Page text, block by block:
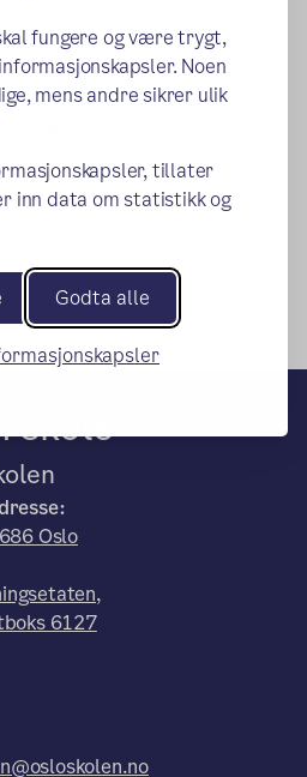
fungere og være trygt,
Noen
mens andre sikrer ulik
tillater
inn data om statistikk og
Godta alle
og organisering av aktiviteter
med ulike målgrupper.
elementer fra
skole
Oslo
6127